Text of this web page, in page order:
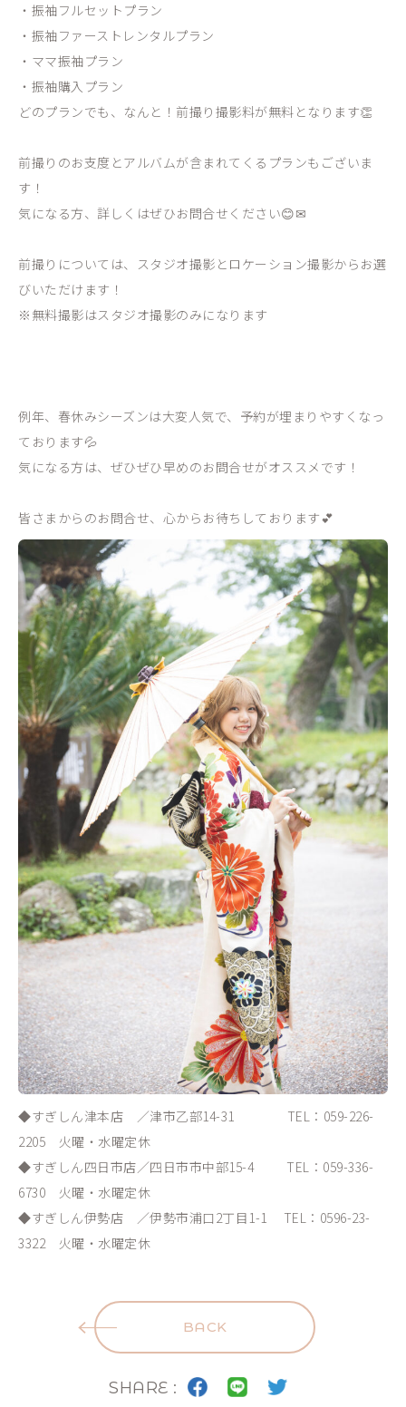
・振袖フルセットプラン
・振袖ファーストレンタルプラン
・ママ振袖プラン
・振袖購入プラン
どのプランでも、なんと！前撮り撮影料が無料となります👏
前撮りのお支度とアルバムが含まれてくるプランもございま
す！
気になる方、詳しくはぜひお問合せください😊✉
前撮りについては、スタジオ撮影とロケーション撮影からお選
びいただけます！
※無料撮影はスタジオ撮影のみになります
例年、春休みシーズンは大変人気で、予約が埋まりやすくなっ
ております💦
気になる方は、ぜひぜひ早めのお問合せがオススメです！
皆さまからのお問合せ、心からお待ちしております💕
◆すぎしん津本店 ／津市乙部14-31 TEL：059-226-
2205 火曜・水曜定休
◆すぎしん四日市店／四日市市中部15-4 TEL：059-336-
6730 火曜・水曜定休
◆すぎしん伊勢店 ／伊勢市浦口2丁目1-1 TEL：0596-23-
3322 火曜・水曜定休
BACK
SHARE :